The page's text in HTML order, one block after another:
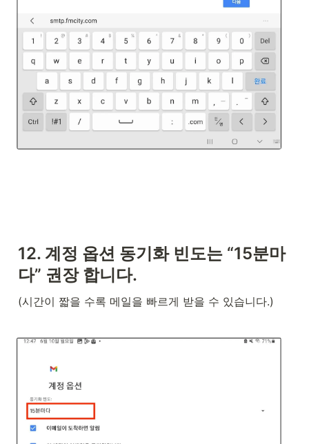
12. 계정 옵션 동기화 빈도는 “15분마
다” 권장 합니다.
(시간이 짧을 수록 메일을 빠르게 받을 수 있습니다.)